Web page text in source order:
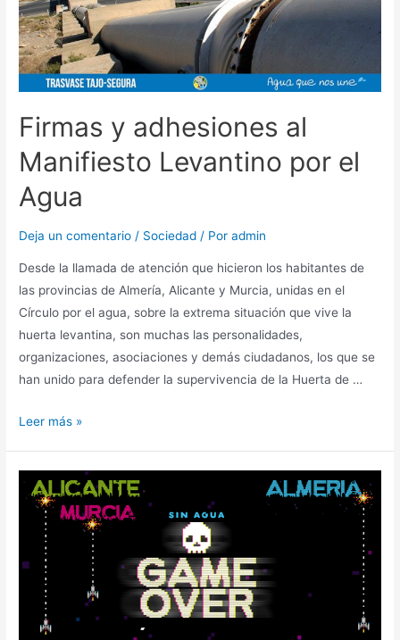
Firmas y adhesiones al
Manifiesto Levantino por el
Agua
Deja un comentario / Sociedad / Poradmin
Desde la llamada de atención que hicieron los habitantes de
las provincias de Almería, Alicante y Murcia, unidas en el
Círculo por el agua, sobre la extrema situación que vive la
huerta levantina, son muchas las personalidades,
organizaciones, asociaciones y demás ciudadanos, los que se
han unido para defender la supervivencia de la Huerta de …
Leer más »